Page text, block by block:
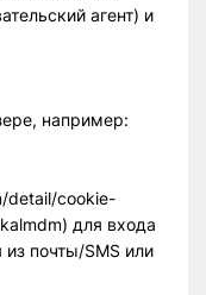
агент) и
например:
detail/cookie-
для входа
почты/SMS или